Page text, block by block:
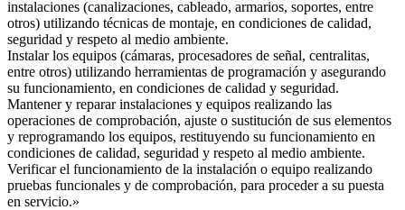
instalaciones (canalizaciones, cableado, armarios, soportes, entre
otros) utilizando técnicas de montaje, en condiciones de calidad,
seguridad y respeto al medio ambiente.
Instalar los equipos (cámaras, procesadores de señal, centralitas,
entre otros) utilizando herramientas de programación y asegurando
su funcionamiento, en condiciones de calidad y seguridad.
Mantener y reparar instalaciones y equipos realizando las
operaciones de comprobación, ajuste o sustitución de sus elementos
y reprogramando los equipos, restituyendo su funcionamiento en
condiciones de calidad, seguridad y respeto al medio ambiente.
Verificar el funcionamiento de la instalación o equipo realizando
pruebas funcionales y de comprobación, para proceder a su puesta
en servicio.»